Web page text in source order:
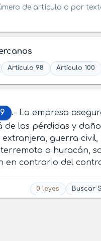
de artículo o por
Artículo 98 Artículo 100
.- La empresa
de las pérdidas y
guerra civil,
o huracán,
en contrario del
0 leyes Buscar